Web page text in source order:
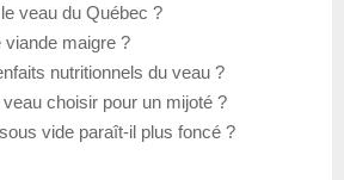
veau du Québec ?
viande maigre ?
nutritionnels du veau ?
choisir pour un mijoté ?
vide paraît-il plus foncé ?